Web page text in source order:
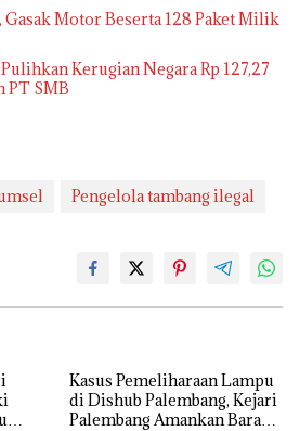
Motor Beserta 128 Paket Milik
Kerugian Negara Rp 127,27
PT SMB
Pengelola tambang ilegal
Kasus Pemeliharaan Lampu
di Dishub Palembang, Kejari
Palembang Amankan Barang